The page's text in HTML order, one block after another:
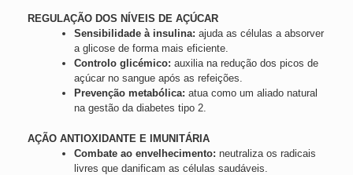
REGULAÇÃO DOS NÍVEIS DE AÇÚCAR
Sensibilidade à insulina: ajuda as células a absorver
a glicose de forma mais eficiente.
Controlo glicémico: auxilia na redução dos picos de
açúcar no sangue após as refeições.
Prevenção metabólica: atua como um aliado natural
na gestão da diabetes tipo 2.
AÇÃO ANTIOXIDANTE E IMUNITÁRIA
Combate ao envelhecimento: neutraliza os radicais
livres que danificam as células saudáveis.